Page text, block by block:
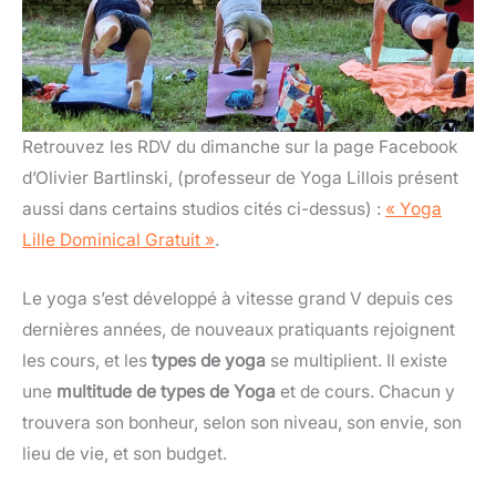
Retrouvez les RDV du dimanche sur la page Facebook
d’Olivier Bartlinski, (professeur de Yoga Lillois présent
aussi dans certains studios cités ci-dessus) : « Yoga
Lille Dominical Gratuit ».
Le yoga s’est développé à vitesse grand V depuis ces
dernières années, de nouveaux pratiquants rejoignent
les cours, et les types de yoga se multiplient. Il existe
une multitude de types de Yoga et de cours. Chacun y
trouvera son bonheur, selon son niveau, son envie, son
lieu de vie, et son budget.